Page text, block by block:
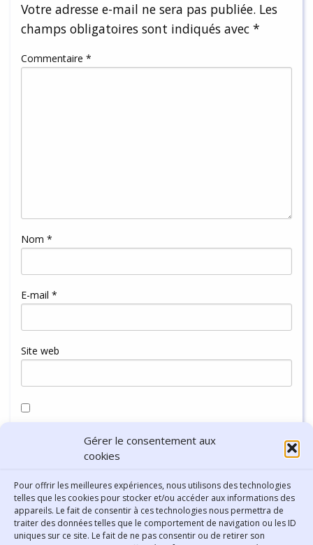
Gérer le consentement aux
cookies
Pour offrir les meilleures expériences, nous utilisons des technologies
telles que les cookies pour stocker et/ou accéder aux informations des
appareils. Le fait de consentir à ces technologies nous permettra de
traiter des données telles que le comportement de navigation ou les ID
uniques sur ce site. Le fait de ne pas consentir ou de retirer son
Votre adresse e-mail ne sera pas publiée. Les
champs obligatoires sont indiqués avec *
Commentaire *
Nom *
E-mail *
Site web
navigateur pour mon prochain commentaire.